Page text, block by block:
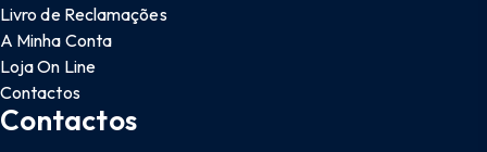
Livro de Reclamações
A Minha Conta
Loja On Line
Contactos
Contactos